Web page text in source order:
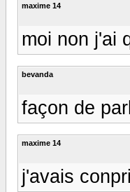
maxime 14
moi non j'ai
bevanda
façon de
maxime 14
j'avais